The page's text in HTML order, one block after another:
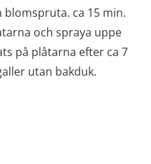
ca 15 min.
och spraya uppe
på plåtarna efter ca 7
utan bakduk.